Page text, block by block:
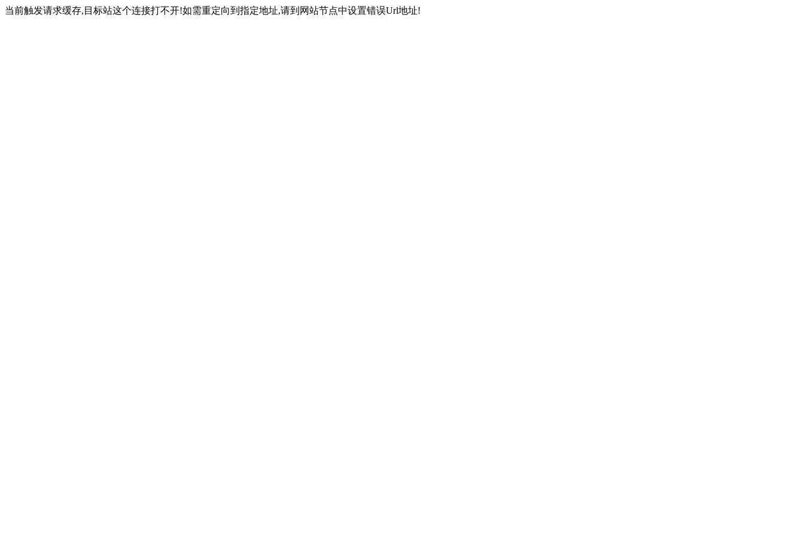
当前触发请求缓存,目标站这个连接打不开!如需重定向到指定地址,请到网站节点中设置错误Url地址!